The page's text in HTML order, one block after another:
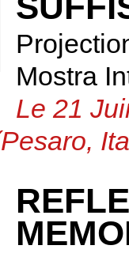
Mostra
Le 21